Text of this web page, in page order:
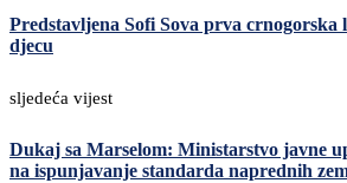
Predstavljena Sofi Sova prva crnogorska
djecu
sljedeća vijest
Dukaj sa Marselom: Ministarstvo javne
na ispunjavanje standarda naprednih